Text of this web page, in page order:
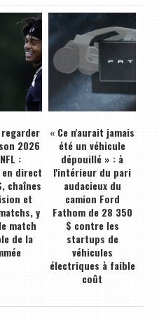
2026
:
direct
chaînes
et
y
match
de la
« Ce n'aurait jamais
été un véhicule
dépouillé » : à
l'intérieur du pari
audacieux du
camion Ford
Fathom de 28 350
$ contre les
startups de
véhicules
électriques à faible
coût